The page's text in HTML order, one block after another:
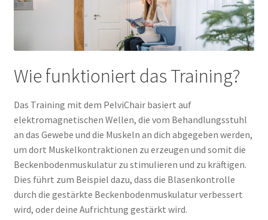
Wie funktioniert das Training?
Das Training mit dem PelviChair basiert auf
elektromagnetischen Wellen, die vom Behandlungsstuhl
an das Gewebe und die Muskeln an dich abgegeben werden,
um dort Muskelkontraktionen zu erzeugen und somit die
Beckenbodenmuskulatur zu stimulieren und zu kräftigen.
Dies führt zum Beispiel dazu, dass die Blasenkontrolle
durch die gestärkte Beckenbodenmuskulatur verbessert
wird, oder deine Aufrichtung gestärkt wird.